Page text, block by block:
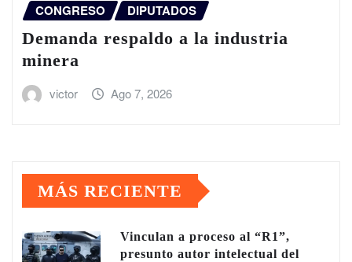
CONGRESO DIPUTADOS
Demanda respaldo a la industria
minera
victor Ago 7, 2026
MÁS RECIENTE
Vinculan a proceso al “R1”,
presunto autor intelectual del